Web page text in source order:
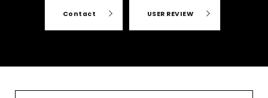
Contact USER REVIEW